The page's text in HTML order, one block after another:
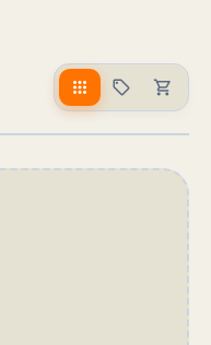
apps sell shopping_cart